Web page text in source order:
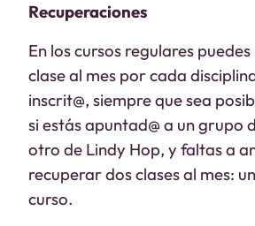
Recuperaciones
En los cursos regulares
clase al mes por cada
inscrit@, siempre que sea
si estás apuntad@ a un grupo
otro de Lindy Hop, y faltas a
recuperar dos clases al mes:
curso.